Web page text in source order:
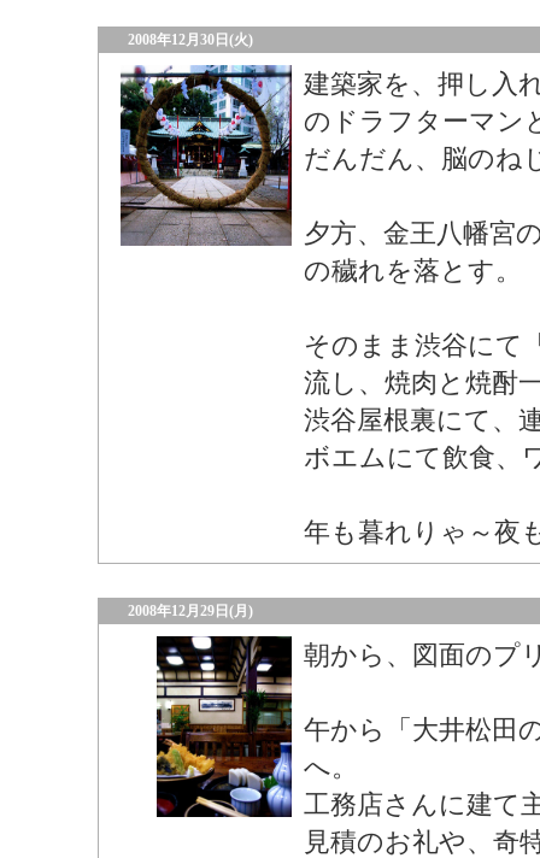
2008年12月30日(火)
建築家を、押し入
のドラフターマン
だんだん、脳のね
夕方、金王八幡宮
の穢れを落とす。
そのまま渋谷にて
流し、焼肉と焼酎
渋谷屋根裏にて、
ボエムにて飲食、
年も暮れりゃ～夜
2008年12月29日(月)
朝から、図面のプ
午から「大井松田
へ。
工務店さんに建て
見積のお礼や、奇